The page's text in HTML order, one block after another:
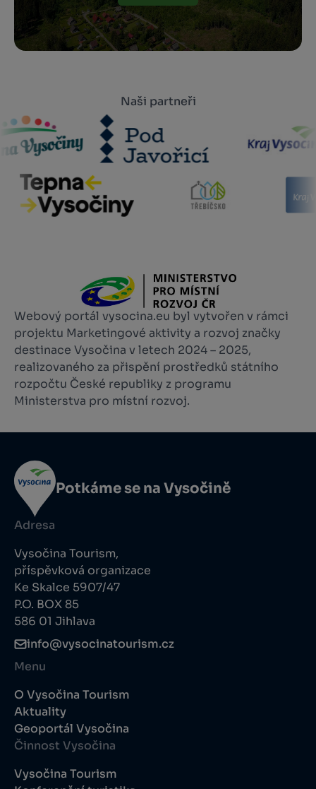
Naši partneři
Webový portál vysocina.eu byl vytvořen v rámci
projektu Marketingové aktivity a rozvoj značky
destinace Vysočina v letech 2024 – 2025,
realizovaného za přispění prostředků státního
rozpočtu České republiky z programu
Ministerstva pro místní rozvoj.
Potkáme se na Vysočině
Adresa
Vysočina Tourism,
příspěvková organizace
Ke Skalce 5907/47
P.O. BOX 85
586 01 Jihlava
info@vysocinatourism.cz
Menu
O Vysočina Tourism
Aktuality
Geoportál Vysočina
Činnost Vysočina
Vysočina Tourism